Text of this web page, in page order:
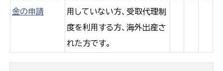
金の申請
用していない方、受取代理制
度を利用する方、海外出産さ
れた方です。